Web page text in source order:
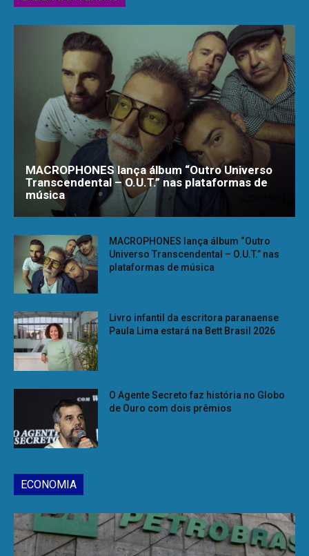
MACROPHONES lança álbum “Outro Universo
Transcendental – O.U.T.” nas plataformas de
música
MACROPHONES lança álbum “Outro
Universo Transcendental – O.U.T.” nas
plataformas de música
Livro infantil da escritora paranaense
Paula Lima estará na Bett Brasil 2026
O Agente Secreto faz história no Globo
de Ouro com dois prêmios
ECONOMIA